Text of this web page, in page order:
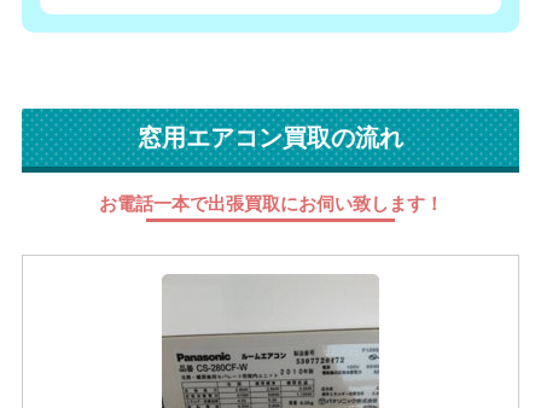
窓用エアコン買取の流れ
お電話一本で出張買取にお伺い致します！